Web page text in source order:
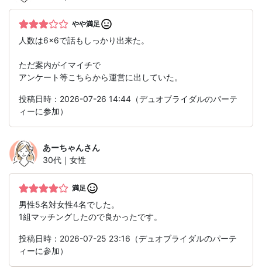
やや満足
人数は6×6で話もしっかり出来た。
ただ案内がイマイチで
アンケート等こちらから運営に出していた。
投稿日時：2026-07-26 14:44（デュオブライダルのパーテ
ィーに参加）
あーちゃんさん
30代｜女性
満足
男性5名対女性4名でした。
1組マッチングしたので良かったです。
投稿日時：2026-07-25 23:16（デュオブライダルのパーテ
ィーに参加）